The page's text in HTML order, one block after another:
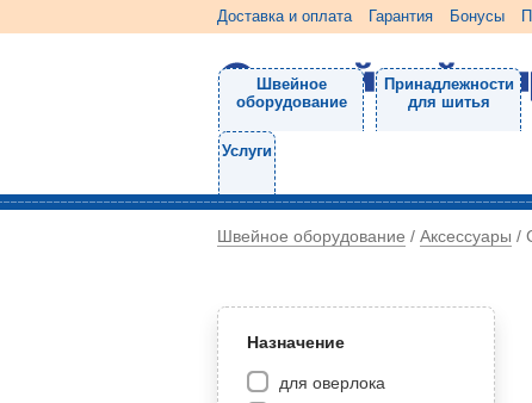
Доставка и оплата Гарантия Бонусы
Швейное
оборудование
Принадлежности
для шитья
Услуги
Швейное оборудование / Аксессуары /
Назначение
для оверлока